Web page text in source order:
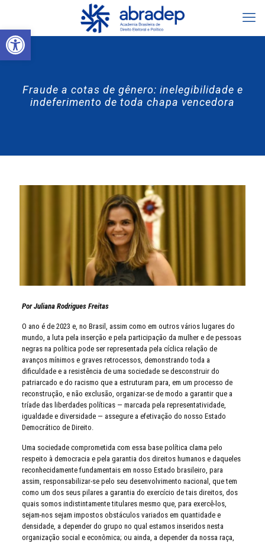
Abrir a barra de ferramentas
Fraude a cotas de gênero: inelegibilidade e
indeferimento de toda chapa vencedora
Por Juliana Rodrigues Freitas
O ano é de 2023 e, no Brasil, assim como em outros vários lugares do
mundo, a luta pela inserção e pela participação da mulher e de pessoas
negras na política pode ser representada pela cíclica relação de
avanços mínimos e graves retrocessos, demonstrando toda a
dificuldade e a resistência de uma sociedade se desconstruir do
patriarcado e do racismo que a estruturam para, em um processo de
reconstrução, e não exclusão, organizar-se de modo a garantir que a
tríade das liberdades políticas — marcada pela representatividade,
igualdade e diversidade — assegure a efetivação do nosso Estado
Democrático de Direito.
Uma sociedade comprometida com essa base política clama pelo
respeito à democracia e pela garantia dos direitos humanos e daqueles
reconhecidamente fundamentais em nosso Estado brasileiro, para
assim, responsabilizar-se pelo seu desenvolvimento nacional, que tem
como um dos seus pilares a garantia do exercício de tais direitos, dos
quais somos indistintamente titulares mesmo que, para exercê-los,
sejam-nos sejam impostos obstáculos variados em quantidade e
densidade, a depender do grupo no qual estamos inseridos nesta
organização social e econômica; ou ainda, a depender da nossa raça,